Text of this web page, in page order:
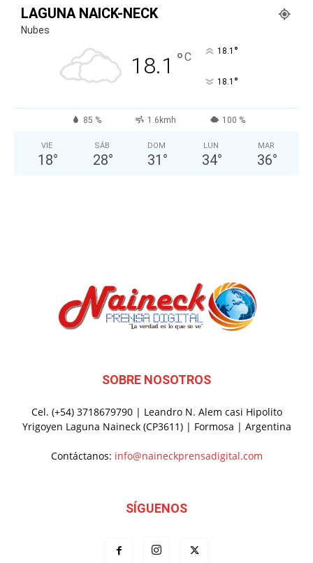
LAGUNA NAICK-NECK
Nubes
18.1 °C 18.1 °
18.1 °
85 % 1.6kmh 100 %
VIE
18°
SÁB
28°
DOM
31 °
LUN
34°
MAR
36°
SOBRE NOSOTROS
Cel. (+54) 3718679790 | Leandro N. Alem casi Hipolito
Yrigoyen Laguna Naineck (CP3611) | Formosa | Argentina
Contáctanos: info@naineckprensadigital.com
SÍGUENOS